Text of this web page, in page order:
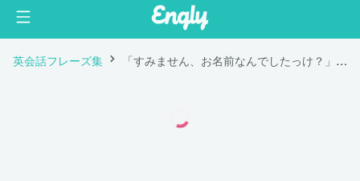
英会話フレーズ集 「すみません、お名前なんでしたっけ？」は英語で "Sorry, what was your name again?"